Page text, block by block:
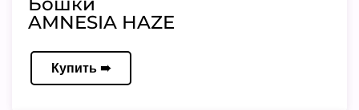
AMNESIA HAZE
Купить ➠